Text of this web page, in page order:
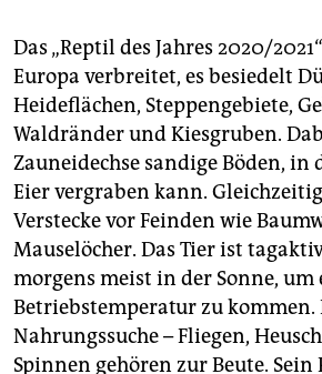
Das „Reptil des Jahres 2020/
Europa verbreitet, es besiedelt
Heideflächen, Steppengebiete,
Waldränder und Kiesgruben.
Zauneidechse sandige Böden, in
Eier vergraben kann.
Verstecke vor Feinden wie
Mauselöcher. Das Tier ist
morgens meist in der Sonne,
Betriebstemperatur zu kommen.
Nahrungssuche – Fliegen,
Spinnen gehören zur Beute. Sein